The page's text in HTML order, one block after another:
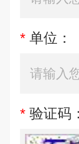
* 单位：
* 验证码：